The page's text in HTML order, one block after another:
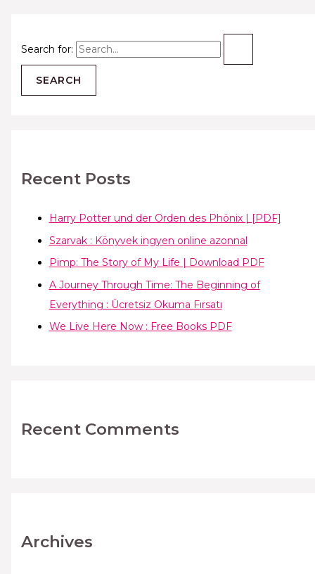
Search for:
Recent Posts
Harry Potter und der Orden des Phönix | [PDF]
Szarvak : Könyvek ingyen online azonnal
Pimp: The Story of My Life | Download PDF
A Journey Through Time: The Beginning of
Everything : Ücretsiz Okuma Fırsatı
We Live Here Now : Free Books PDF
Recent Comments
Archives